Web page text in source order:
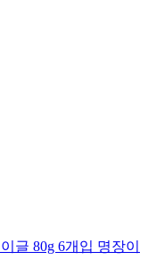
글 80g 6개입 명장이